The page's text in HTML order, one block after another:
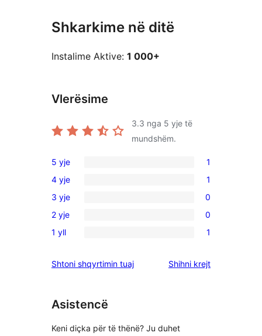
Shkarkime në ditë
Instalime Aktive: 1 000+
Vlerësime
3.3 nga 5 yje të
mundshëm.
1
shqyrtim
me
5
yje
5 yje 1
1
shqyrtim
me
4
4 yje 1
0
shqyrtime
me
yje
3 yje 0
0
shqyrtime
2
2 yje 0
1
me
yje
1 yll 1
Shtoni shqyrtimin tuaj Shihni krejtshqyrtimet
Asistencë
Keni diçka për të thënë? Ju duhet